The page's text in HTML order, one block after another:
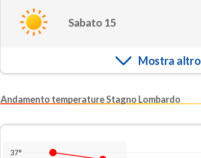
Sabato 15
Mostra altro
Andamento temperature Stagno Lombardo
37°